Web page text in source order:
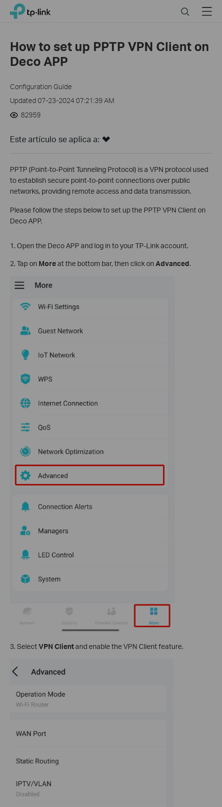
Click
navigation
TP-Link, Reliably Smart SearchMenu
How to set up PPTP VPN Client on
Deco APP
Configuration Guide
Updated 07-23-2024 07:21:39 AM
82959
Este artículo se aplica a:
PPTP (Point-to-Point Tunneling Protocol) is a VPN protocol used
to establish secure point-to-point connections over public
networks, providing remote access and data transmission.
Please follow the steps below to set up the PPTP VPN Client on
Deco APP.
1. Open the Deco APP and log in to your TP-Link account.
2. Tap on Moreat the bottom bar, then click on Advanced.
3. SelectVPN Clientand enable the VPN Client feature.